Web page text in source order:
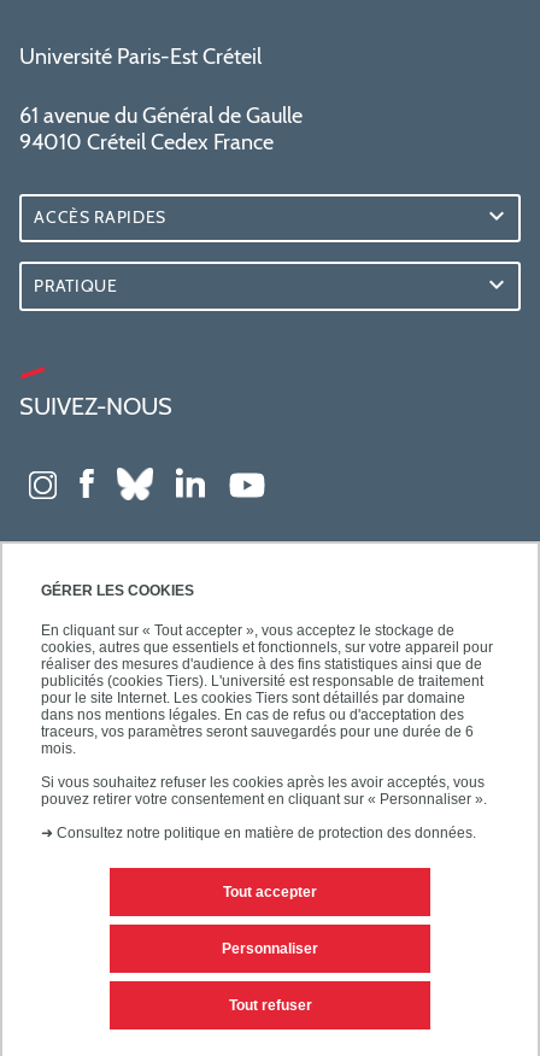
GÉRER LES COOKIES
En cliquant sur « Tout accepter », vous acceptez le stockage de
cookies, autres que essentiels et fonctionnels, sur votre appareil pour
réaliser des mesures d'audience à des fins statistiques ainsi que de
publicités (cookies Tiers). L'université est responsable de traitement
pour le site Internet. Les cookies Tiers sont détaillés par domaine
dans nos mentions légales. En cas de refus ou d'acceptation des
traceurs, vos paramètres seront sauvegardés pour une durée de 6
mois.
Si vous souhaitez refuser les cookies après les avoir acceptés, vous
pouvez retirer votre consentement en cliquant sur « Personnaliser ».
➜ Consultez notre politique en matière de protection des données.
Tout accepter
Tout refuser
Personnaliser
Université Paris-Est Créteil
61 avenue du Général de Gaulle
94010 Créteil Cedex France
ACCÈS RAPIDES
PRATIQUE
SUIVEZ-NOUS
Mentions légales
Personnaliser les cookies Plan du site